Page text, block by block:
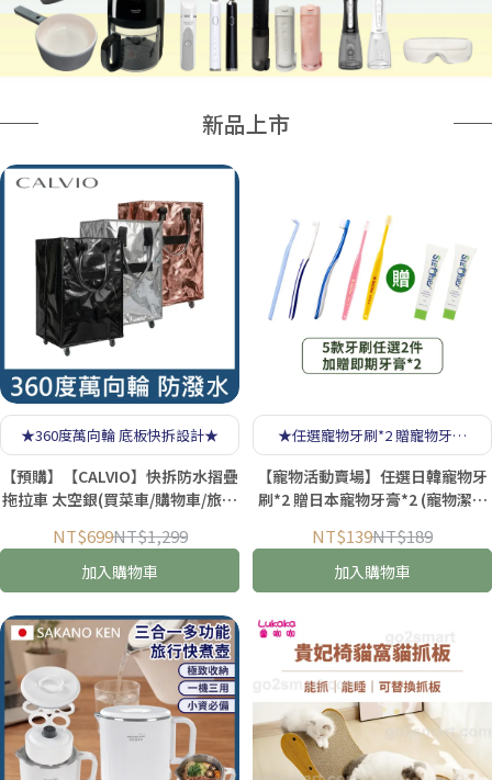
新品上市
★360度萬向輪 底板快拆設計★
【預購】【CALVIO】快拆防水摺疊
拖拉車 太空銀(買菜車/購物車/旅行
NT$699NT$1,299
加入購物車
★任選寵物牙刷*2 贈寵物牙膏
*2★
【寵物活動賣場】任選日韓寵物牙
刷*2 贈日本寵物牙膏*2 (寵物潔牙
牙膏)
NT$139NT$189
加入購物車